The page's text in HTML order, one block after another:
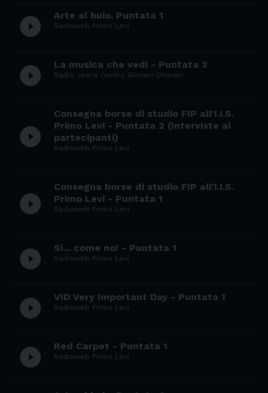
play_circle_filled Arte al buio. Puntata 1
Radioweb Primo Levi
play_circle_filled La musica che vedi - Puntata 3
Radio Jeans Centro Giovani Chiavari
play_circle_filled
Consegna borse di studio FIP all'I.I.S.
Primo Levi - Puntata 2 (Interviste ai
partecipanti)
Radioweb Primo Levi
play_circle_filled
Consegna borse di studio FIP all'I.I.S.
Primo Levi - Puntata 1
Radioweb Primo Levi
play_circle_filled Sì... come no! - Puntata 1
Radioweb Primo Levi
play_circle_filled VID Very Important Day - Puntata 1
Radioweb Primo Levi
play_circle_filled Red Carpet - Puntata 1
Radioweb Primo Levi